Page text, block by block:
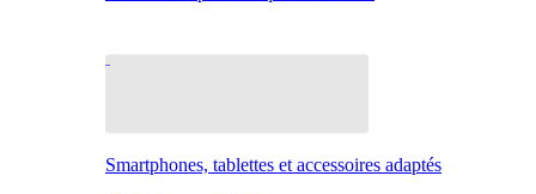
Smartphones, tablettes et accessoires adaptés